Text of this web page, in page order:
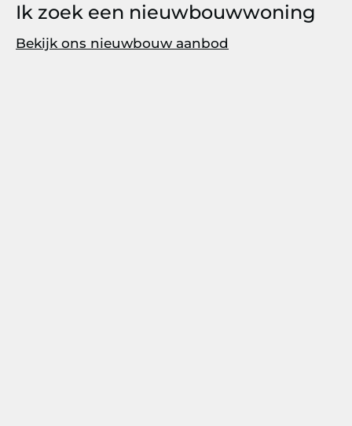
Ik zoek een nieuwbouwwoning
Bekijk ons nieuwbouw aanbod